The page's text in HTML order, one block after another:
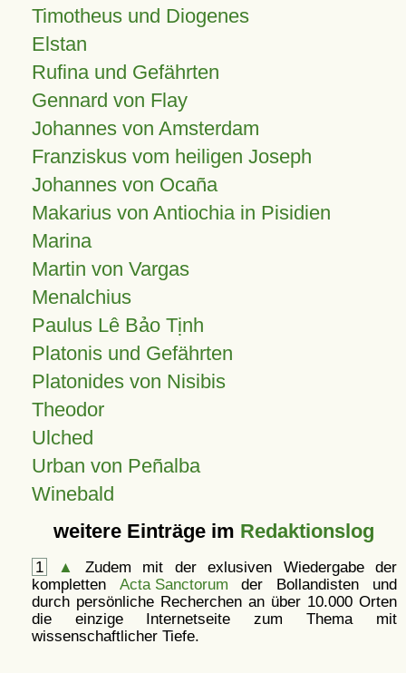
Timotheus und Diogenes
Elstan
Rufina und Gefährten
Gennard von Flay
Johannes von Amsterdam
Franziskus vom heiligen Joseph
Johannes von Ocaña
Makarius von Antiochia in Pisidien
Marina
Martin von Vargas
Menalchius
Paulus Lê Bảo Tịnh
Platonis und Gefährten
Platonides von Nisibis
Theodor
Ulched
Urban von Peñalba
Winebald
weitere Einträge im Redaktionslog
1 ▲
Zudem mit der exlusiven Wiedergabe der
kompletten Acta Sanctorum der Bollandisten und
durch persönliche Recherchen an über 10.000 Orten
die einzige Internetseite zum Thema mit
wissenschaftlicher Tiefe.